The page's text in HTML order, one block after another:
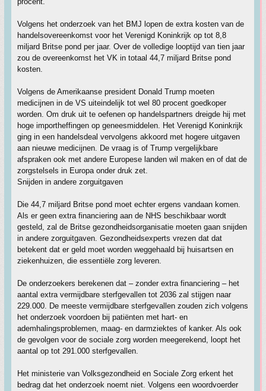
Volgens het onderzoek van het BMJ lopen de extra kosten van de
handelsovereenkomst voor het Verenigd Koninkrijk op tot 8,8
miljard Britse pond per jaar. Over de volledige looptijd van tien jaar
zou de overeenkomst het VK in totaal 44,7 miljard Britse pond
kosten.
Volgens de Amerikaanse president Donald Trump moeten
medicijnen in de VS uiteindelijk tot wel 80 procent goedkoper
worden. Om druk uit te oefenen op handelspartners dreigde hij met
hoge importheffingen op geneesmiddelen. Het Verenigd Koninkrijk
ging in een handelsdeal vervolgens akkoord met hogere uitgaven
aan nieuwe medicijnen. De vraag is of Trump vergelijkbare
afspraken ook met andere Europese landen wil maken en of dat de
zorgstelsels in Europa onder druk zet.
Snijden in andere zorguitgaven
Die 44,7 miljard Britse pond moet echter ergens vandaan komen.
Als er geen extra financiering aan de NHS beschikbaar wordt
gesteld, zal de Britse gezondheidsorganisatie moeten gaan snijden
in andere zorguitgaven. Gezondheidsexperts vrezen dat dat
betekent dat er geld moet worden weggehaald bij huisartsen en
ziekenhuizen, die essentiële zorg leveren.
De onderzoekers berekenen dat – zonder extra financiering – het
aantal extra vermijdbare sterfgevallen tot 2036 zal stijgen naar
229.000. De meeste vermijdbare sterfgevallen zouden zich volgens
het onderzoek voordoen bij patiënten met hart- en
ademhalingsproblemen, maag- en darmziektes of kanker. Als ook
de gevolgen voor de sociale zorg worden meegerekend, loopt het
aantal op tot 291.000 sterfgevallen.
Het ministerie van Volksgezondheid en Sociale Zorg erkent het
bedrag dat het onderzoek noemt niet. Volgens een woordvoerder